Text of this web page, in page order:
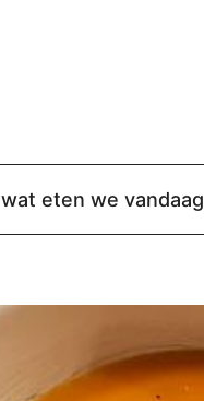
wat eten we vandaag